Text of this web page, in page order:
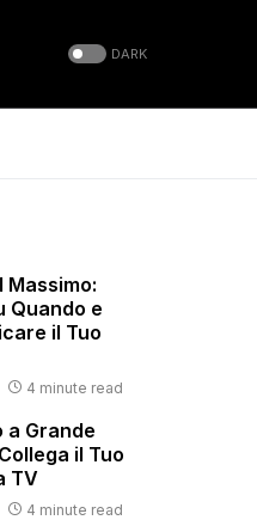
DARK
Quando e
il Tuo
4 minute read
a Grande
il Tuo
TV
4 minute read